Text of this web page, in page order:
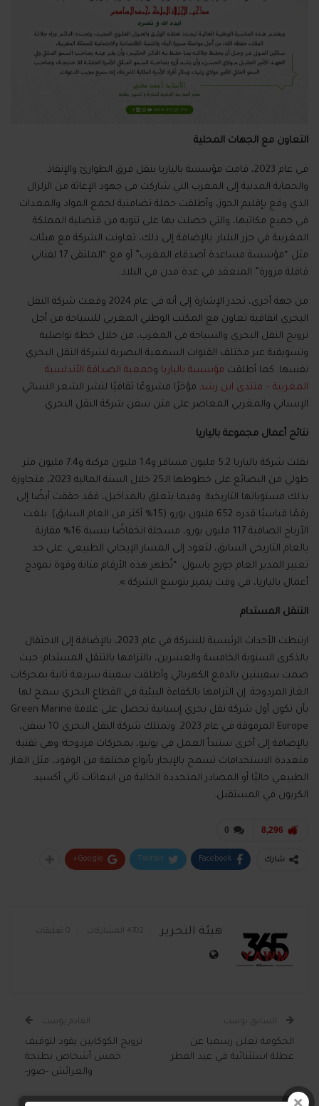
التعاون مع الجهات المحلية
في عام 2023، قامت مؤسسة بالياريا بنقل فرق الطوارئ والإنقاذ
والحماية المدنية إلى المغرب التي شاركت في جهود الإغاثة من الزلزال
الذي وقع بإقليم الحوز، وأطلقت حملة تضامنية لجمع المواد والمعدات
في جميع مكاتبها، والتي حصلت بها على تنويه من قنصلية المملكة
المغربية في جزر البليار . بالإضافة إلى ذلك، تعاونت الشركة مع هيئات
مثل “مؤسسة مساعدة أصدقاء المغرب” أو مع “الملتقى 17 لفناني
قافلة مزورة” المنعقد في عدة مدن في البلاد.
من جهة أخرى، تجدر الإشارة إلى أنه في عام 2024 وقعت شركة النقل
البحري اتفاقية تعاون مع المكتب الوطني المغربي للسياحة من أجل
ترويج النقل البحري والسياحة في المغرب، من خلال خطة تواصلية
وتسويقية عبر مختلف القنوات السمعية البصرية لشركة النقل البحري
نفسها. كما أطلقت مؤسسة بالياريا وجمعية الصداقة الأندلسية
المغربية – منتدى ابن رشد مؤخرًا مشروعًا ثقافيًا لنشر الشعر النسائي
الإسباني والمغربي المعاصر على متن سفن شركة النقل البحري.
نتائج أعمال مجموعة بالياريا
نقلت شركة بالياريا 5.2 مليون مسافر و1.4 مليون مركبة و7.4 مليون متر
طولي من البضائع على خطوطها الـ25 خلال السنة المالية 2023، متجاوزة
بذلك مستوياتها التاريخية. وفيما يتعلق بالمداخيل، فقد حققت أيضًا إلى
رقمًا قياسيًا قدره 652 مليون يورو (15% أكثر من العام السابق ). بلغت
الأرباح الصافية 117 مليون يورو، مسجلة انخفاضًا بنسبة 16%
مقارنة
بالعام التاريخي السابق، لتعود إلى المسار الإيجابي الطبيعي. على حد
تعبير المدير العام جورج باسول: “تُظهر هذه الأرقام متانة وقوة نموذج
أعمال بالياريا، في وقت يتميز بتوسع الشركة »
.
التنقل المستدام
ارتبطت الأحداث الرئيسية للشركة في عام 2023، بالإضافة إلى الاحتفال
بالذكرى السنوية الخامسة والعشرين، بالتزامها بالتنقل المستدام: حيث
ضمت سفينتين بالدفع الكهربائي وأطلقت سفينة سريعة ثانية بمحركات
الغاز المزدوجة. إن التزامها بالكفاءة البيئية في القطاع البحري سمح لها
بأن تكون أول شركة نقل بحري إسبانية تحصل على علامة Green Marine
Europe المرموقة في عام 2023. وتمتلك شركة النقل البحري 10 سفن،
بالإضافة إلى أخرى ستبدأ العمل في يونيو، بمحركات مزدوجة؛ وهي تقنية
متعددة الاستخدامات تسمح بالإبحار بأنواع مختلفة من الوقود، مثل الغاز
الطبيعي حاليًا أو المصادر المتجددة الخالية من انبعاثات ثاني أكسيد
الكربون في المستقبل.
0 8,296
شارك Facebook
Twitter
Google+
هيئة التحرير 4702 المشاركات 0 تعليقات
السابق بوست
الحكومة تعلن رسميا عن
عطلة استثنائية في عيد الفطر
القادم بوست
ترويج الكوكايين يقود لتوقيف
خمس أشخاص بطنجة
والعرائش -صور-